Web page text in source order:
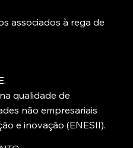
associados à rega de
qualidade de
não empresariais
e inovação (ENESII).